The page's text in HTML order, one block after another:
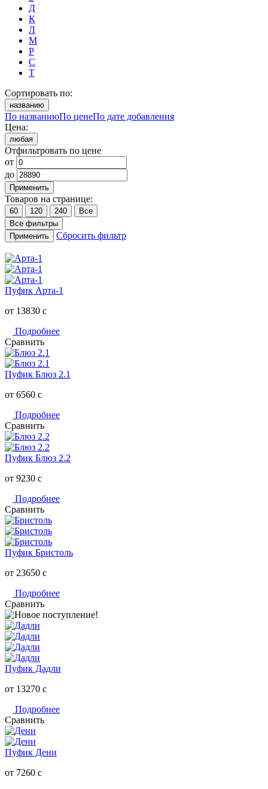
Д
К
Л
М
Р
С
Т
Сортировать по:
названию
По названиюПо ценеПо дате добавления
Цена:
любая
Отфильтровать по цене
от
до
Применить
Товаров на странице:
60 120 240
Все
Все фильтры
Применить
Сбросить фильтр
Пуфик Арта-1
от 13830 c
Подробнее
Сравнить
Пуфик Блюз 2.1
от 6560 c
Подробнее
Сравнить
Пуфик Блюз 2.2
от 9230 c
Подробнее
Сравнить
Пуфик Бристоль
от 23650 c
Подробнее
Сравнить
Пуфик Дадли
от 13270 c
Подробнее
Сравнить
Пуфик Дени
от 7260 c